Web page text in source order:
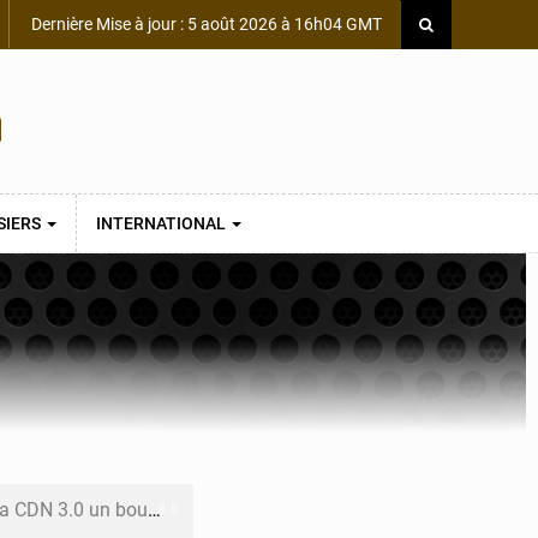
Dernière Mise à jour : 5 août 2026 à 16h04 GMT
INTERNATIONAL
bouclier économique